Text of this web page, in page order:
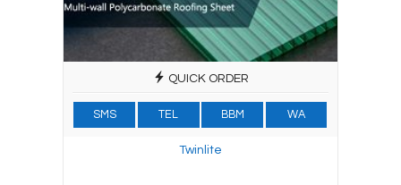
QUICK ORDER
SMS TEL BBM WA
Twinlite